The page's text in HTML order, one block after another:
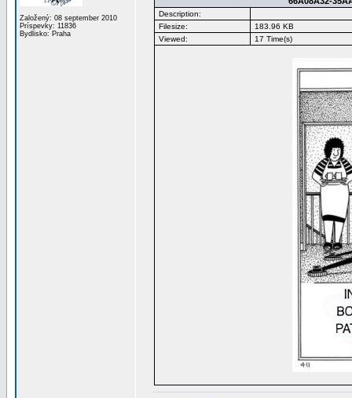
Založený: 08 september 2010
Príspevky: 11836
Bydlisko: Praha
Description:
Filesize:
183.96 KB
Viewed:
17 Time(s)